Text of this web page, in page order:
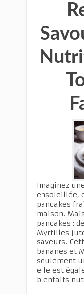
Imaginez
ensoleillée,
pancakes
maison.
pancakes :
Myrtilles
saveurs.
bananes et
seulement
elle est
bienfaits